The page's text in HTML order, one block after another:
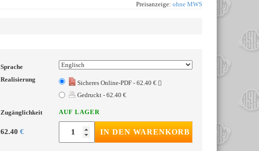
Preisanzeige: ohne MWS
Sprache
Realisierung
Sicheres Online-PDF - 62.40 €
Gedruckt - 62.40 €
Zugänglichkeit AUF LAGER
62.40 € IN DEN WARENKORB